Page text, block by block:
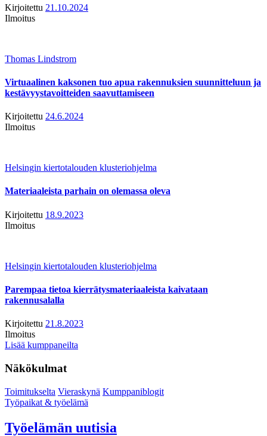
Kirjoitettu 21.10.2024
Ilmoitus
Thomas Lindstrom
Virtuaalinen kaksonen tuo apua rakennuksien suunnitteluun ja
kestävyystavoitteiden saavuttamiseen
Kirjoitettu 24.6.2024
Ilmoitus
Helsingin kiertotalouden klusteriohjelma
Materiaaleista parhain on olemassa oleva
Kirjoitettu 18.9.2023
Ilmoitus
Helsingin kiertotalouden klusteriohjelma
Parempaa tietoa kierrätysmateriaaleista kaivataan
rakennusalalla
Kirjoitettu 21.8.2023
Ilmoitus
Lisää kumppaneilta
Näkökulmat
Toimitukselta Vieraskynä Kumppaniblogit
Työpaikat & työelämä
Työelämän uutisia